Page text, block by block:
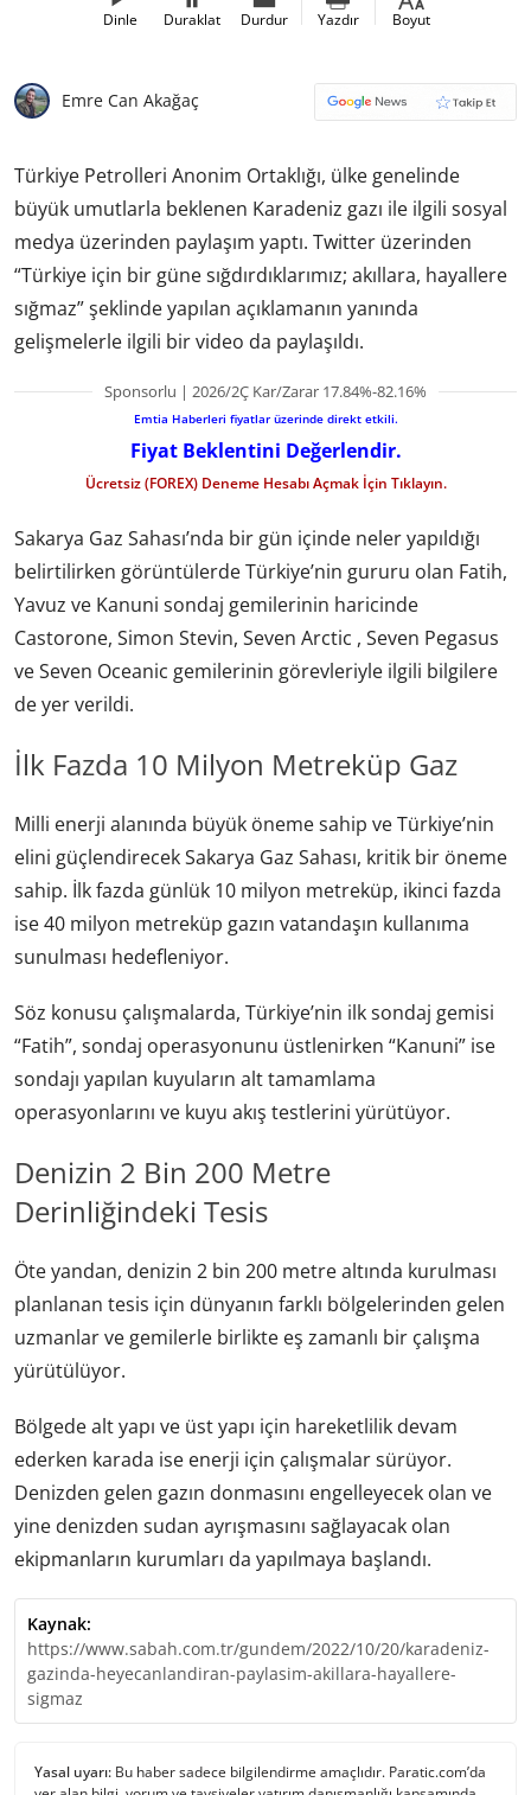
Dinle Duraklat Durdur Yazdır Boyut
Emre Can Akağaç
Türkiye Petrolleri Anonim Ortaklığı, ülke genelinde
büyük umutlarla beklenen Karadeniz gazı ile ilgili sosyal
medya üzerinden paylaşım yaptı. Twitter üzerinden
“Türkiye için bir güne sığdırdıklarımız; akıllara, hayallere
sığmaz” şeklinde yapılan açıklamanın yanında
gelişmelerle ilgili bir video da paylaşıldı.
Sponsorlu | 2026/2Ç Kar/Zarar 17.84%-82.16%
Emtia Haberleri fiyatlar üzerinde direkt etkili.
Fiyat Beklentini Değerlendir.
Ücretsiz (FOREX) Deneme Hesabı Açmak İçin Tıklayın.
Sakarya Gaz Sahası’nda bir gün içinde neler yapıldığı
belirtilirken görüntülerde Türkiye’nin gururu olan Fatih,
Yavuz ve Kanuni sondaj gemilerinin haricinde
Castorone, Simon Stevin, Seven Arctic , Seven Pegasus
ve Seven Oceanic gemilerinin görevleriyle ilgili bilgilere
de yer verildi.
İlk Fazda 10 Milyon Metreküp Gaz
Milli enerji alanında büyük öneme sahip ve Türkiye’nin
elini güçlendirecek Sakarya Gaz Sahası, kritik bir öneme
sahip. İlk fazda günlük 10 milyon metreküp, ikinci fazda
ise 40 milyon metreküp gazın vatandaşın kullanıma
sunulması hedefleniyor.
Söz konusu çalışmalarda, Türkiye’nin ilk sondaj gemisi
“Fatih”, sondaj operasyonunu üstlenirken “Kanuni” ise
sondajı yapılan kuyuların alt tamamlama
operasyonlarını ve kuyu akış testlerini yürütüyor.
Denizin 2 Bin 200 Metre
Derinliğindeki Tesis
Öte yandan, denizin 2 bin 200 metre altında kurulması
planlanan tesis için dünyanın farklı bölgelerinden gelen
uzmanlar ve gemilerle birlikte eş zamanlı bir çalışma
yürütülüyor.
Bölgede alt yapı ve üst yapı için hareketlilik devam
ederken karada ise enerji için çalışmalar sürüyor.
Denizden gelen gazın donmasını engelleyecek olan ve
yine denizden sudan ayrışmasını sağlayacak olan
ekipmanların kurumları da yapılmaya başlandı.
Kaynak:
https://www.sabah.com.tr/gundem/2022/10/20/karadeniz-
gazinda-heyecanlandiran-paylasim-akillara-hayallere-
sigmaz
Yasal uyarı: Bu haber sadece bilgilendirme amaçlıdır. Paratic.com’da